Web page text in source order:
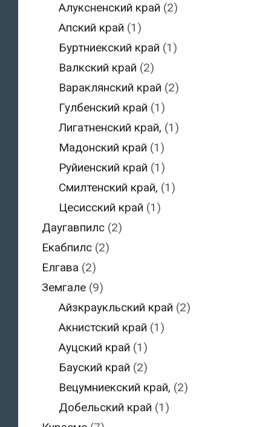
Алуксненский край (2)
Апский край (1)
Буртниекский край (1)
Валкский край (2)
Вараклянский край (2)
Гулбенский край (1)
Лигатненский край, (1)
Мадонский край (1)
Руйиенский край (1)
Смилтенский край, (1)
Цесисский край (1)
Даугавпилс(2)
Екабпилс(2)
Елгава (2)
Земгале(9)
Айзкраукльский край (2)
Акнистский край (1)
Ауцский край (1)
Бауский край (2)
Вецумниекский край, (2)
Добельский край (1)